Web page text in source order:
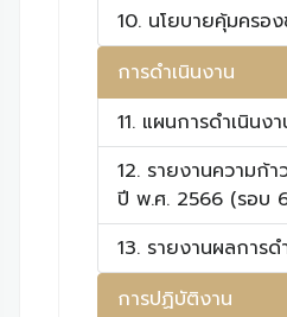
10. นโยบายคุ้มครอ
การดำเนินงาน
11. แผนการดำเนินง
12. รายงานความก้า
ปี พ.ศ. 2566 (รอบ
13. รายงานผลการด
การปฏิบัติงาน